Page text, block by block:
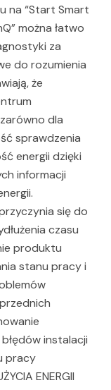
na “Start Smart
można łatwo
za
do rozumienia
że
dla
sprawdzenia
energii dzięki
informacji
się do
czasu
produktu
stanu pracy i
instalacji
pracy
ENERGII